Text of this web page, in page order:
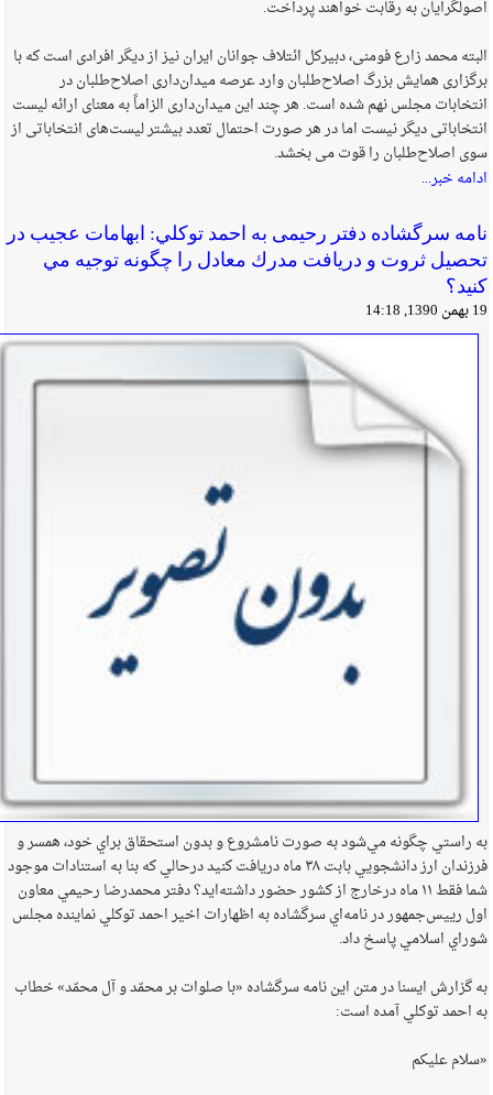
اصولگرایان به رقابت خواهند پرداخت.
البته محمد زارع فومنی، دبیرکل ائتلاف جوانان ایران نیز از دیگر افرادی است که با
برگزاری همایش بزرگ اصلاح‌طلبان وارد عرصه میدان‌داری اصلاح‌طلبان در
انتخابات مجلس نهم شده است. هر چند این میدان‌داری الزاماً به معنای ارائه لیست
انتخاباتی دیگر نیست اما در هر صورت احتمال تعدد بیشتر لیست‌های انتخاباتی از
سوی اصلاح‌طلبان را قوت می بخشد.
ادامه خبر...
نامه سرگشاده دفتر رحیمی به احمد توكلي: ابهامات عجيب در
تحصيل ثروت و دريافت مدرك معادل را چگونه توجيه مي
كنيد؟
19 بهمن 1390, 14:18
به راستي چگونه مي‌شود به صورت نامشروع و بدون استحقاق براي خود، همسر و
فرزندان ارز دانشجويي بابت ‌٣٨ ماه دريافت کنيد درحالي که بنا به استنادات موجود
شما فقط ‌١١ ماه درخارج از کشور حضور داشته‌ايد؟ دفتر محمدرضا رحيمي معاون
اول رييس‌جمهور در نامه‌اي سرگشاده به اظهارات اخير احمد توكلي نماينده مجلس
شوراي اسلامي پاسخ داد.
به گزارش ايسنا در متن اين نامه سرگشاده «با صلوات بر محمّد و آل محمّد» خطاب
به احمد توکلي آمده است:
«سلام عليکم